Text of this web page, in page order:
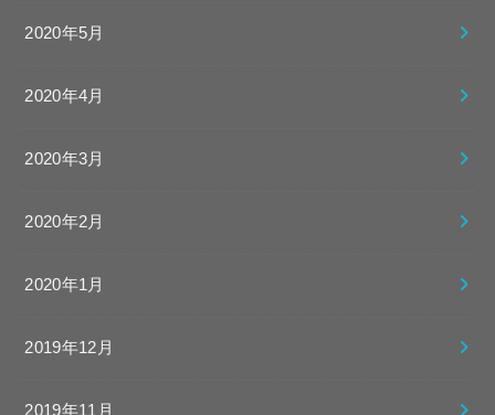
2020年5月
2020年4月
2020年3月
2020年2月
2020年1月
2019年12月
2019年11月